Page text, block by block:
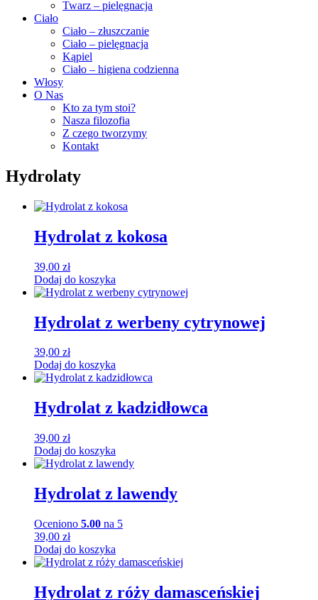
Twarz – pielęgnacja
Ciało
Ciało – złuszczanie
Ciało – pielęgnacja
Kąpiel
Ciało – higiena codzienna
Włosy
O Nas
Kto za tym stoi?
Nasza filozofia
Z czego tworzymy
Kontakt
Hydrolaty
Hydrolat z kokosa
39,00 zł
Dodaj do koszyka
Hydrolat z werbeny cytrynowej
39,00 zł
Dodaj do koszyka
Hydrolat z kadzidłowca
39,00 zł
Dodaj do koszyka
Hydrolat z lawendy
Oceniono 5.00 na 5
39,00 zł
Dodaj do koszyka
Hydrolat z róży damasceńskiej